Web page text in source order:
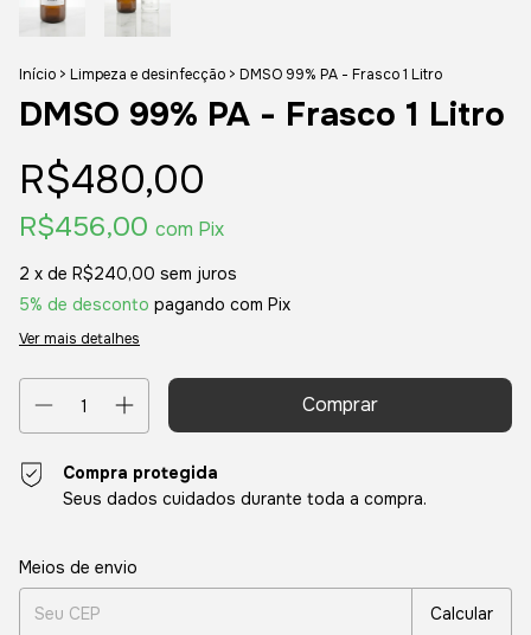
Início > Limpeza e desinfecção > DMSO 99% PA - Frasco 1 Litro
DMSO 99% PA - Frasco 1 Litro
R$480,00
R$456,00 com Pix
2 x de R$240,00 sem juros
5% de desconto pagando com Pix
Ver mais detalhes
Compra protegida
Seus dados cuidados durante toda a compra.
Entregas para o CEP:
Meios de envio
Calcular